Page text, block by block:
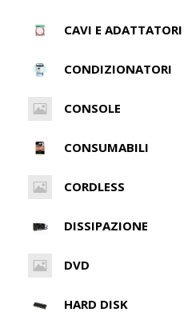
CAVI E ADATTATORI
CONDIZIONATORI
CONSOLE
CONSUMABILI
CORDLESS
DISSIPAZIONE
DVD
HARD DISK